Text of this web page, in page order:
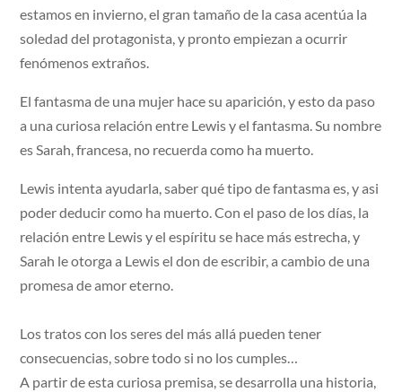
estamos en invierno, el gran tamaño de la casa acentúa la
soledad del protagonista, y pronto empiezan a ocurrir
fenómenos extraños.
El fantasma de una mujer hace su aparición, y esto da paso
a una curiosa relación entre Lewis y el fantasma. Su nombre
es Sarah, francesa, no recuerda como ha muerto.
Lewis intenta ayudarla, saber qué tipo de fantasma es, y asi
poder deducir como ha muerto. Con el paso de los días, la
relación entre Lewis y el espíritu se hace más estrecha, y
Sarah le otorga a Lewis el don de escribir, a cambio de una
promesa de amor eterno.
Los tratos con los seres del más allá pueden tener
consecuencias, sobre todo si no los cumples…
A partir de esta curiosa premisa, se desarrolla una historia,